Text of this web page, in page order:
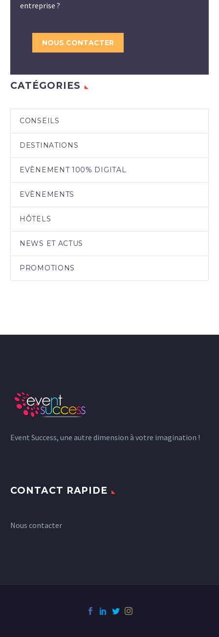
entreprise ?
NOUS CONTACTER
CATÉGORIES
CONSEILS
DESTINATIONS
EVÈNEMENT 100% DIGITAL
EVÈNEMENTS
HÔTELS
NEWS ET ACTUS
PROMOTIONS
Event Success, une autre dimension à votre imagination !
CONTACT RAPIDE
Nous contacter